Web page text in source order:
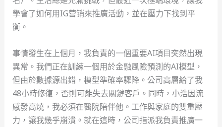
學會了如何用IG营销來推廣活動，並在壓力下找到平
衡。
事情發生在上個月，我負責的一個重要AI項目突然出現
異常。我們正在訓練一個用於金融風險預測的AI模型，
但由於數據源出錯，模型準確率驟降。公司高層給了我
48小時修復，否則可能失去關鍵客戶。同時，小浩因流
感發高燒，我必須在醫院陪伴他。工作與家庭的雙重壓
力，讓我幾乎崩潰。就在這時，公司指派我負責推廣一